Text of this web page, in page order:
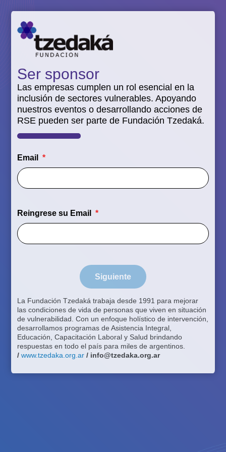
Ser sponsor
Las empresas cumplen un rol esencial en la
inclusión de sectores vulnerables. Apoyando
nuestros eventos o desarrollando acciones de
RSE pueden ser parte de Fundación Tzedaká.
Email
Reingrese su Email
Siguiente
La Fundación Tzedaká trabaja desde 1991 para mejorar
las condiciones de vida de personas que viven en situación
de vulnerabilidad. Con un enfoque holístico de intervención,
desarrollamos programas de Asistencia Integral,
Educación, Capacitación Laboral y Salud brindando
respuestas en todo el país para miles de argentinos.
/www.tzedaka.org.ar / info@tzedaka.org.ar